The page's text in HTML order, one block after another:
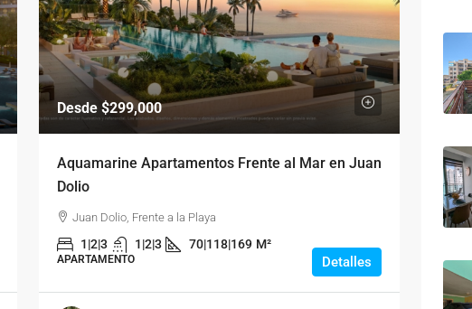
Desde $299,000
Aquamarine Apartamentos Frente al Mar en Juan
Dolio
Juan Dolio, Frente a la Playa
1|2|3 1|2|3 70|118|169 M²
APARTAMENTO Detalles